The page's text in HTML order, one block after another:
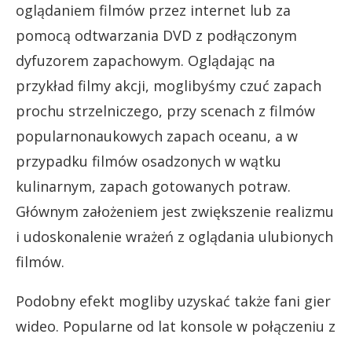
oglądaniem filmów przez internet lub za
pomocą odtwarzania DVD z podłączonym
dyfuzorem zapachowym. Oglądając na
przykład filmy akcji, moglibyśmy czuć zapach
prochu strzelniczego, przy scenach z filmów
popularnonaukowych zapach oceanu, a w
przypadku filmów osadzonych w wątku
kulinarnym, zapach gotowanych potraw.
Głównym założeniem jest zwiększenie realizmu
i udoskonalenie wrażeń z oglądania ulubionych
filmów.
Podobny efekt mogliby uzyskać także fani gier
wideo. Popularne od lat konsole w połączeniu z